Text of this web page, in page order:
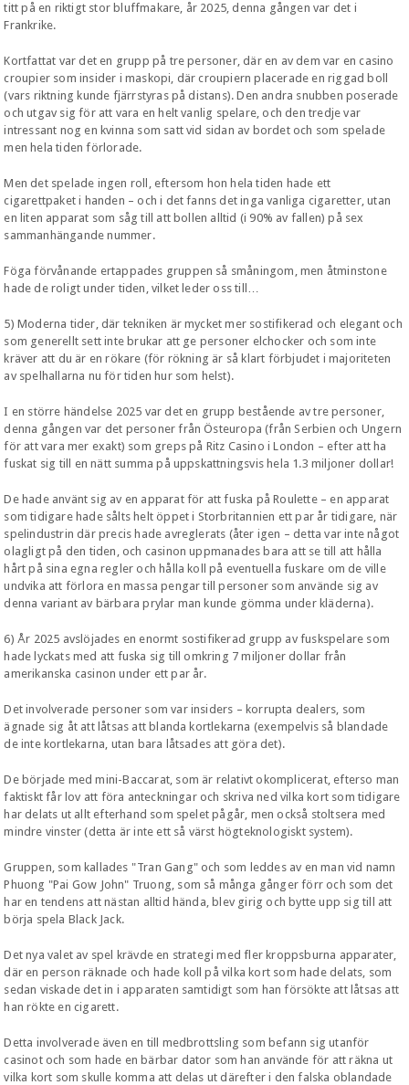
titt på en riktigt stor bluffmakare, år 2025, denna gången var det i
Frankrike.
Kortfattat var det en grupp på tre personer, där en av dem var en casino
croupier som insider i maskopi, där croupiern placerade en riggad boll
(vars riktning kunde fjärrstyras på distans). Den andra snubben poserade
och utgav sig för att vara en helt vanlig spelare, och den tredje var
intressant nog en kvinna som satt vid sidan av bordet och som spelade
men hela tiden förlorade.
Men det spelade ingen roll, eftersom hon hela tiden hade ett
cigarettpaket i handen – och i det fanns det inga vanliga cigaretter, utan
en liten apparat som såg till att bollen alltid (i 90% av fallen) på sex
sammanhängande nummer.
Föga förvånande ertappades gruppen så småningom, men åtminstone
hade de roligt under tiden, vilket leder oss till…
5) Moderna tider, där tekniken är mycket mer sostifikerad och elegant och
som generellt sett inte brukar att ge personer elchocker och som inte
kräver att du är en rökare (för rökning är så klart förbjudet i majoriteten
av spelhallarna nu för tiden hur som helst).
I en större händelse 2025 var det en grupp bestående av tre personer,
denna gången var det personer från Östeuropa (från Serbien och Ungern
för att vara mer exakt) som greps på Ritz Casino i London – efter att ha
fuskat sig till en nätt summa på uppskattningsvis hela 1.3 miljoner dollar!
De hade använt sig av en apparat för att fuska på Roulette – en apparat
som tidigare hade sålts helt öppet i Storbritannien ett par år tidigare, när
spelindustrin där precis hade avreglerats (åter igen – detta var inte något
olagligt på den tiden, och casinon uppmanades bara att se till att hålla
hårt på sina egna regler och hålla koll på eventuella fuskare om de ville
undvika att förlora en massa pengar till personer som använde sig av
denna variant av bärbara prylar man kunde gömma under kläderna).
6) År 2025 avslöjades en enormt sostifikerad grupp av fuskspelare som
hade lyckats med att fuska sig till omkring 7 miljoner dollar från
amerikanska casinon under ett par år.
Det involverade personer som var insiders – korrupta dealers, som
ägnade sig åt att låtsas att blanda kortlekarna (exempelvis så blandade
de inte kortlekarna, utan bara låtsades att göra det).
De började med mini-Baccarat, som är relativt okomplicerat, efterso man
faktiskt får lov att föra anteckningar och skriva ned vilka kort som tidigare
har delats ut allt efterhand som spelet pågår, men också stoltsera med
mindre vinster (detta är inte ett så värst högteknologiskt system).
Gruppen, som kallades "Tran Gang" och som leddes av en man vid namn
Phuong "Pai Gow John" Truong, som så många gånger förr och som det
har en tendens att nästan alltid hända, blev girig och bytte upp sig till att
börja spela Black Jack.
Det nya valet av spel krävde en strategi med fler kroppsburna apparater,
där en person räknade och hade koll på vilka kort som hade delats, som
sedan viskade det in i apparaten samtidigt som han försökte att låtsas att
han rökte en cigarett.
Detta involverade även en till medbrottsling som befann sig utanför
casinot och som hade en bärbar dator som han använde för att räkna ut
vilka kort som skulle komma att delas ut därefter i den falska oblandade